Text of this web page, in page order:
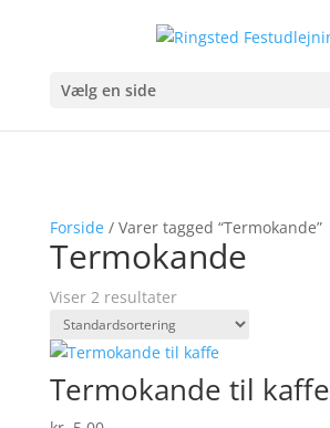
Vælg en side
Forside/ Varer tagged “Termokande”
Termokande
Viser 2 resultater
Termokande til kaffe